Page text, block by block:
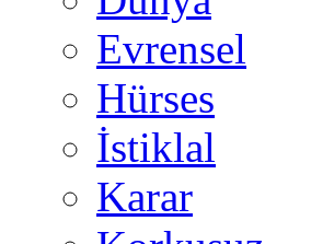
Evrensel
Hürses
İstiklal
Karar